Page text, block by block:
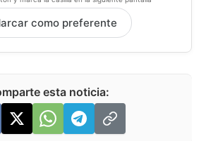
como preferente
esta noticia: